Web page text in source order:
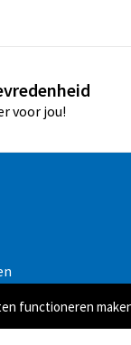
voor jou!
functioneren